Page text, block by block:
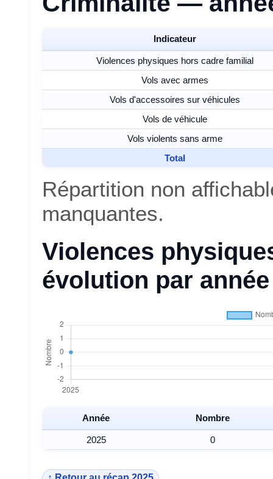
Indicateur
Violences physiques hors cadre familial
Vols avec armes
Vols d'accessoires sur véhicules
Vols de véhicule
Vols violents sans arme
Total
Répartition non
manquantes.
Violences
évolution par année
Année Nombre
2025 0